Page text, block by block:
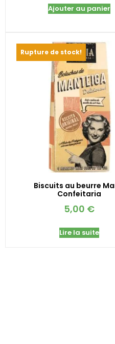
Ajouter au panier
Rupture de stock!
Biscuits au beurre
Confeitaria
5,00 €
Lire la suite